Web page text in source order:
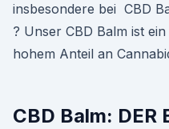
insbesondere bei CBD
? Unser CBD Balm ist
hohem Anteil an
CBD Balm: